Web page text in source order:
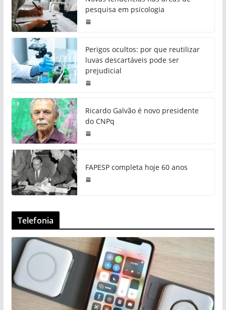
pesquisa em psicologia
Perigos ocultos: por que reutilizar
luvas descartáveis pode ser
prejudicial
Ricardo Galvão é novo presidente
do CNPq
FAPESP completa hoje 60 anos
Telefonia